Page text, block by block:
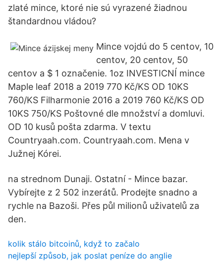
zlaté mince, ktoré nie sú vyrazené žiadnou
štandardnou vládou?
Mince vojdú do 5 centov, 10
centov, 20 centov, 50
centov a $ 1 označenie. 1oz INVESTICNÍ mince
Maple leaf 2018 a 2019 770 Kč/KS OD 10KS
760/KS Filharmonie 2016 a 2019 760 Kč/KS OD
10KS 750/KS Poštovné dle množství a domluvi.
OD 10 kusů pošta zdarma. V textu
Countryaah.com. Countryaah.com. Mena v
Južnej Kórei.
na strednom Dunaji. Ostatní - Mince bazar.
Vybírejte z 2 502 inzerátů. Prodejte snadno a
rychle na Bazoši. Přes půl milionů uživatelů za
den.
kolik stálo bitcoinů, když to začalo
nejlepší způsob, jak poslat peníze do anglie